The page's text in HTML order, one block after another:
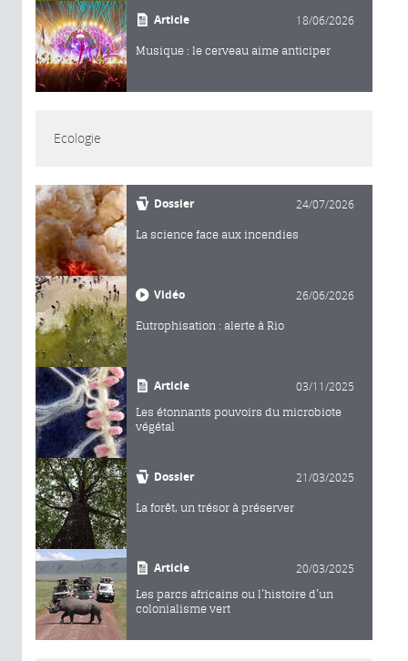
Article 18/06/2026
Musique : le cerveau aime anticiper
Ecologie
Dossier 24/07/2026
La science face aux incendies
Vidéo 26/06/2026
Eutrophisation : alerte à Rio
Article 03/11/2025
Les étonnants pouvoirs du microbiote
végétal
Dossier 21/03/2025
La forêt, un trésor à préserver
Article 20/03/2025
Les parcs africains ou l’histoire d’un
colonialisme vert